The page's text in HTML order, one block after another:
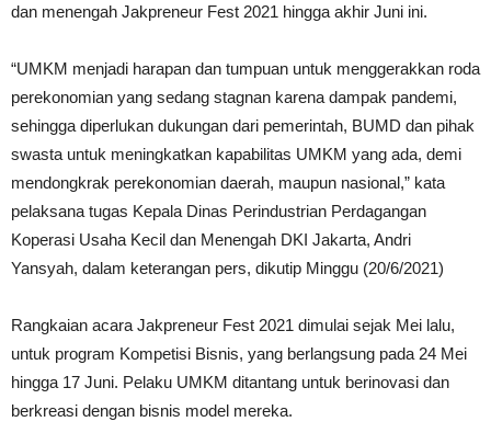
dan menengah Jakpreneur Fest 2021 hingga akhir Juni ini.
“UMKM menjadi harapan dan tumpuan untuk menggerakkan roda
perekonomian yang sedang stagnan karena dampak pandemi,
sehingga diperlukan dukungan dari pemerintah, BUMD dan pihak
swasta untuk meningkatkan kapabilitas UMKM yang ada, demi
mendongkrak perekonomian daerah, maupun nasional,” kata
pelaksana tugas Kepala Dinas Perindustrian Perdagangan
Koperasi Usaha Kecil dan Menengah DKI Jakarta, Andri
Yansyah, dalam keterangan pers, dikutip Minggu (20/6/2021)
Rangkaian acara Jakpreneur Fest 2021 dimulai sejak Mei lalu,
untuk program Kompetisi Bisnis, yang berlangsung pada 24 Mei
hingga 17 Juni. Pelaku UMKM ditantang untuk berinovasi dan
berkreasi dengan bisnis model mereka.